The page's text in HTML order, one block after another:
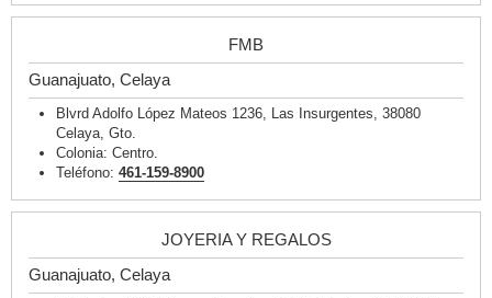
FMB
Guanajuato, Celaya
Blvrd Adolfo López Mateos 1236, Las Insurgentes, 38080
Celaya, Gto.
Colonia: Centro.
Teléfono: 461-159-8900
JOYERIA Y REGALOS
Guanajuato, Celaya